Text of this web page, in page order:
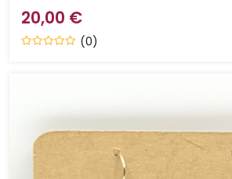
20,00 €
(0)